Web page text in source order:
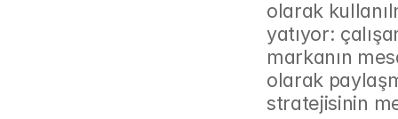
olarak
yatıyor:
markanın
olarak
stratejisinin